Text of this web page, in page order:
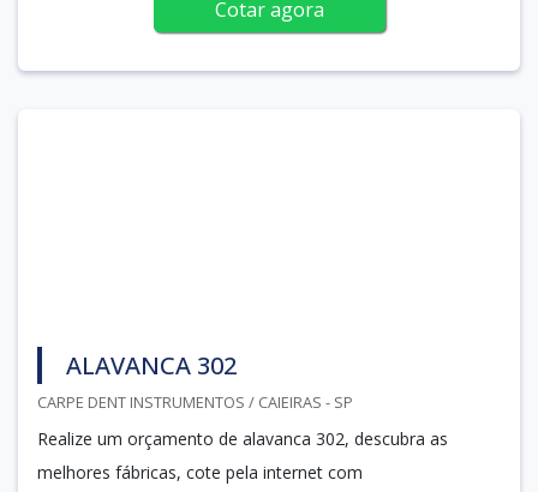
Cotar agora
ALAVANCA 302
CARPE DENT INSTRUMENTOS / CAIEIRAS - SP
Realize um orçamento de alavanca 302, descubra as
melhores fábricas, cote pela internet com